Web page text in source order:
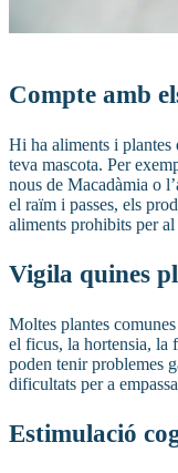
Compte amb
Hi ha aliments i plantes
teva mascota. Per
nous de Macadàmia o
el raïm i passes, els
aliments prohibits per al
Vigila quines
Moltes plantes
el ficus, la hortensia, la
poden tenir problemes
dificultats per a
Estimulació